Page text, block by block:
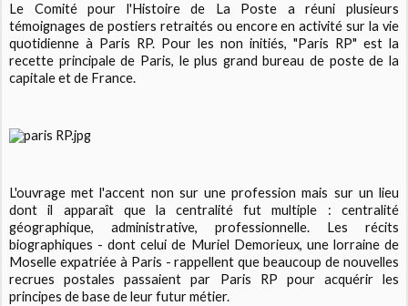
Le Comité pour l'Histoire de La Poste a réuni plusieurs
témoignages de postiers retraités ou encore en activité sur la vie
quotidienne à Paris RP. Pour les non initiés, "Paris RP" est la
recette principale de Paris, le plus grand bureau de poste de la
capitale et de France.
L'ouvrage met l'accent non sur une profession mais sur un lieu
dont il apparaît que la centralité fut multiple : centralité
géographique, administrative, professionnelle. Les récits
biographiques - dont celui de Muriel Demorieux, une lorraine de
Moselle expatriée à Paris - rappellent que beaucoup de nouvelles
recrues postales passaient par Paris RP pour acquérir les
principes de base de leur futur métier.